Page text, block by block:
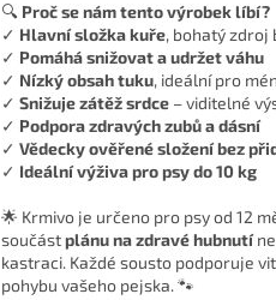
🔍 Proč se nám tento výrobek líbí?
✓ Hlavní složka kuře, bohatý zdroj
✓ Pomáhá snižovat a udržet váhu
✓ Nízký obsah tuku, ideální pro
✓ Snižuje zátěž srdce– viditelné
✓ Podpora zdravých zubů a dásní
✓ Vědecky ověřené složení bez
✓ Ideální výživa pro psy do 10 kg
🌟 Krmivo je určeno pro psy od 12
součástplánu na zdravé hubnutí
kastraci. Každé sousto podporuje
pohybu vašeho pejska. 🐾